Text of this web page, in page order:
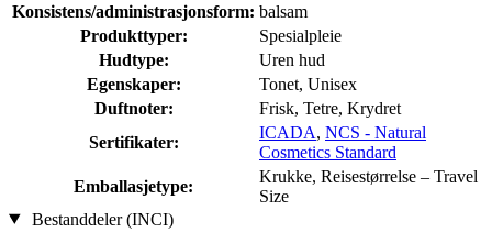
Konsistens/administrasjonsform: balsam
Produkttyper:
Spesialpleie
Hudtype:
Uren hud
Egenskaper:
Tonet, Unisex
Duftnoter:
Frisk, Tetre, Krydret
Sertifikater:
ICADA, NCS - Natural
Cosmetics Standard
Emballasjetype:
Krukke, Reisestørrelse – Travel
Size
Bestanddeler (INCI)